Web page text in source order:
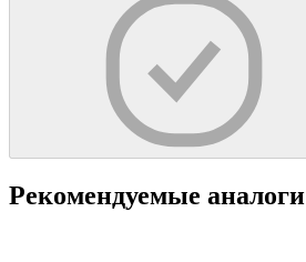
Рекомендуемые аналоги